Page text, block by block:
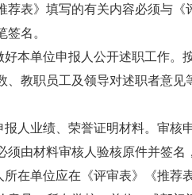
荐表》填写的有关内容必须与
签名。
好本单位申报人公开述职工作。
、教职员工及领导对述职者意
报人业绩、荣誉证明材料。审核
须由材料审核人验核原件并签
所在单位应在《评审表》《推荐